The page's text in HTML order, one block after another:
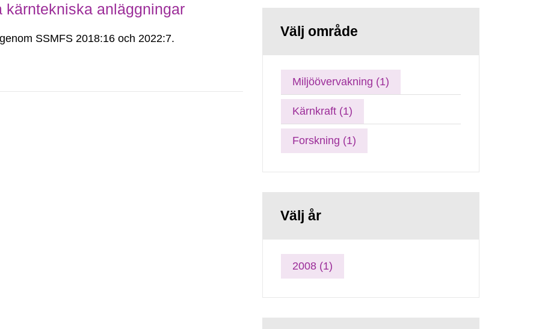
anläggningar
SSMFS 2018:16 och 2022:7. Välj område
Miljöövervakning (1)
Kärnkraft (1)
Forskning (1)
Välj år
2008 (1)